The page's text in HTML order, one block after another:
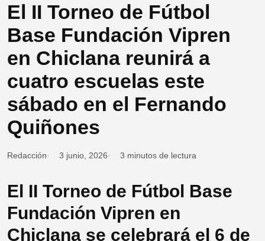
El II Torneo de Fútbol
Base Fundación Vipren
en Chiclana reunirá a
cuatro escuelas este
sábado en el Fernando
Quiñones
Redacción 3 junio, 2026 3 minutos de lectura
El II Torneo de Fútbol Base
Fundación Vipren en
Chiclana se celebrará el 6 de